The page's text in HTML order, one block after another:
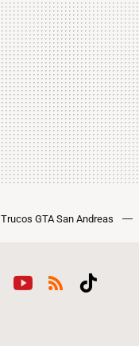
Trucos GTA San Andreas